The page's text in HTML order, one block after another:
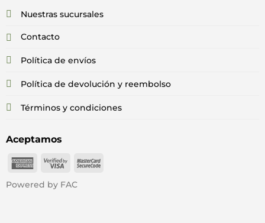
Nuestras sucursales
Contacto
Política de envíos
Política de devolución y reembolso
Términos y condiciones
Aceptamos
American
Visa
MasterCard
Powered by FAC